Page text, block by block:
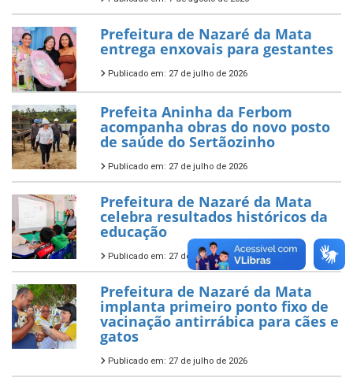
Prefeitura de Nazaré da Mata
entrega enxovais para gestantes
Publicado em: 27 de julho de 2026
Prefeita Aninha da Ferbom
acompanha obras do novo posto
de saúde do Sertãozinho
Publicado em: 27 de julho de 2026
Prefeitura de Nazaré da Mata
celebra resultados históricos da
educação
Publicado em: 27 de julho de 2026
Prefeitura de Nazaré da Mata
implanta primeiro ponto fixo de
vacinação antirrábica para cães e
gatos
Publicado em: 27 de julho de 2026